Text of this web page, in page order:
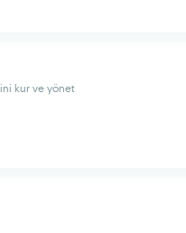
kur ve yönet